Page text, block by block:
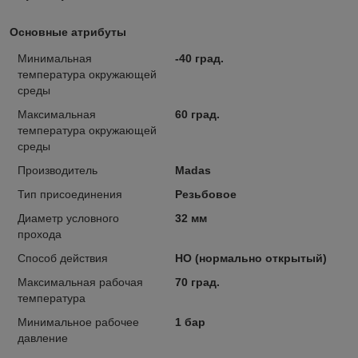
Основные атрибуты
Минимальная
температура окружающей
среды
-40 град.
Максимальная
температура окружающей
среды
60 град.
Производитель
Madas
Тип присоединения
Резьбовое
Диаметр условного
прохода
32 мм
Способ действия
НО (нормально открытый)
Максимальная рабочая
температура
70 град.
Минимальное рабочее
давление
1 бар